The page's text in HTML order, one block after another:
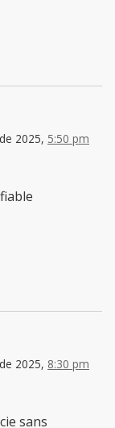
2025, 5:50 pm
2025, 8:30 pm
sans